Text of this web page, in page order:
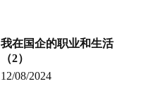
我在国企的职业和生活
（2）
12/08/2024